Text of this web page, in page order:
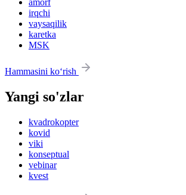
amorf
irqchi
vaysaqilik
karetka
MSK
Hammasini ko‘rish
Yangi so'zlar
kvadrokopter
kovid
viki
konseptual
vebinar
kvest